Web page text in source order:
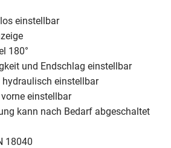
einstellbar
180°
und Endschlag einstellbar
einstellbar
einstellbar
kann nach Bedarf abgeschaltet
18040